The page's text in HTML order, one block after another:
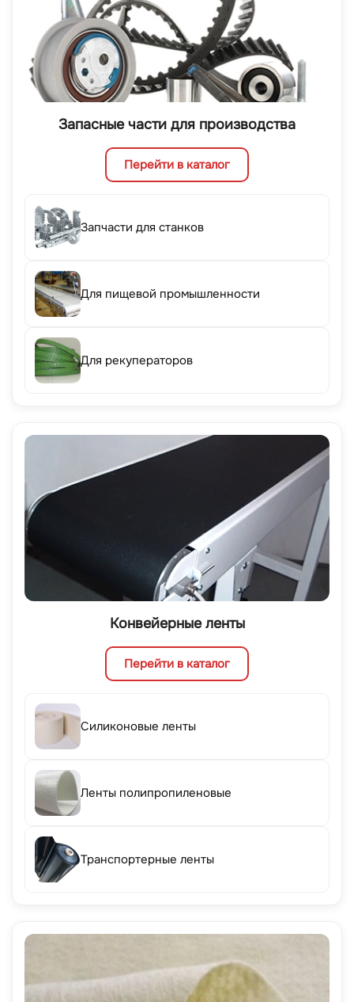
Запасные части для производства
Перейти в каталог
Запчасти для станков
Для пищевой промышленности
Для рекуператоров
Конвейерные ленты
Перейти в каталог
Силиконовые ленты
Ленты полипропиленовые
Транспортерные ленты